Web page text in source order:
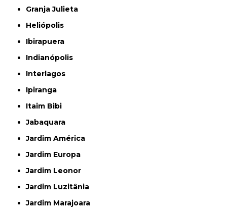
Granja Julieta
Heliópolis
Ibirapuera
Indianópolis
Interlagos
Ipiranga
Itaim Bibi
Jabaquara
Jardim América
Jardim Europa
Jardim Leonor
Jardim Luzitânia
Jardim Marajoara